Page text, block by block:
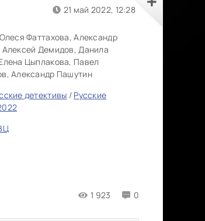
1 923 0
21 май 2022, 12:28
Олеся Фаттахова, Александр
Алексей Демидов, Данила
Цыплакова, Павел
Александр Пашутин
детективы / Русские